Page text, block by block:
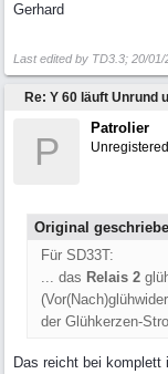
Gerhard
Last edited by TD3.3; 20/01/
P
Patrolier
Unregistered
Original
Für SD33T:
... das Relais 2
der Glühkerzen-
Das reicht bei komplett